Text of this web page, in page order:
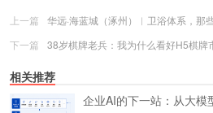
上一篇
华远·海蓝城（涿州）︱卫浴体系，那
下一篇
38岁棋牌老兵：我为什么看好H5棋牌
相关推荐
企业AI的下一站：从大模